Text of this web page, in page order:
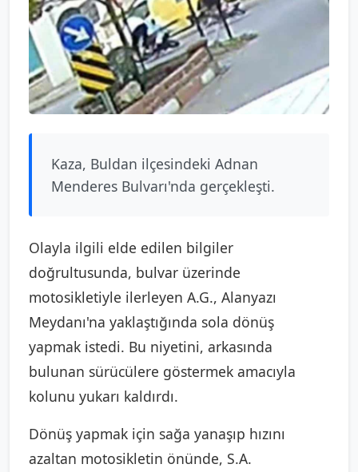
Kaza, Buldan ilçesindeki Adnan
Menderes Bulvarı'nda gerçekleşti.
Olayla ilgili elde edilen bilgiler
doğrultusunda, bulvar üzerinde
motosikletiyle ilerleyen A.G., Alanyazı
Meydanı'na yaklaştığında sola dönüş
yapmak istedi. Bu niyetini, arkasında
bulunan sürücülere göstermek amacıyla
kolunu yukarı kaldırdı.
Dönüş yapmak için sağa yanaşıp hızını
azaltan motosikletin önünde, S.A.